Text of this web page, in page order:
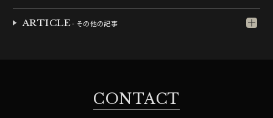
ARTICLE- その他の記事
CONTACT